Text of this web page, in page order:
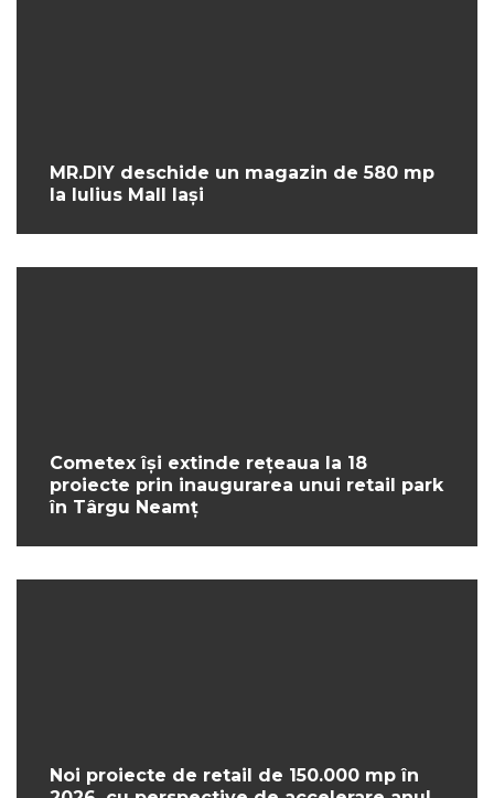
MR.DIY deschide un magazin de 580 mp
la Iulius Mall Iași
Cometex își extinde rețeaua la 18
proiecte prin inaugurarea unui retail park
în Târgu Neamț
Noi proiecte de retail de 150.000 mp în